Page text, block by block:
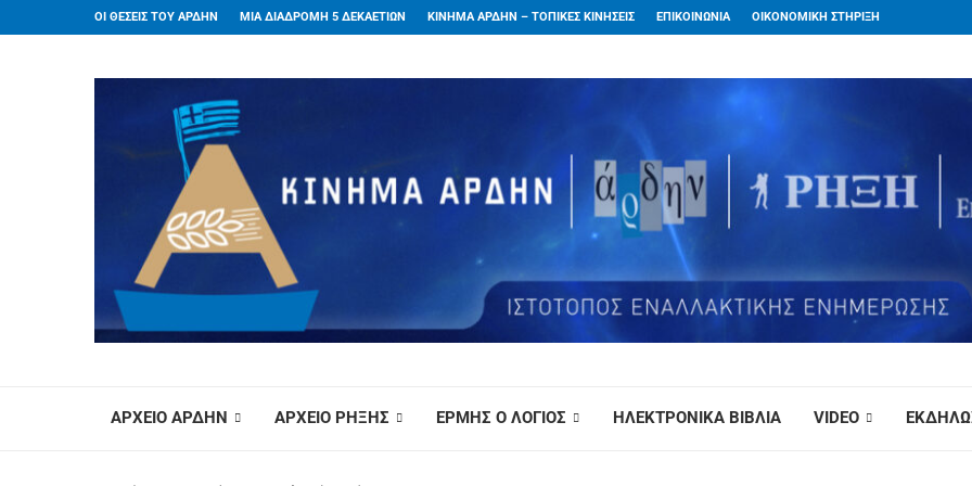
ΟΙ ΘΕΣΕΙΣ ΤΟΥ ΑΡΔΗΝ ΜΙΑ ΔΙΑΔΡΟΜΗ 5 ΔΕΚΑΕΤΙΩΝ ΚΙΝΗΜΑ ΑΡΔΗΝ – ΤΟΠΙΚΕΣ ΚΙΝΗΣΕΙΣ ΕΠΙΚΟΙΝΩΝΙΑ ΟΙΚΟΝΟΜΙΚΗ ΣΤΗΡΙΞΗ
ΑΡΧΕΙΟ ΑΡΔΗΝ ΑΡΧΕΙΟ ΡΗΞΗΣ ΕΡΜΗΣ Ο ΛΟΓΙΟΣ ΗΛΕΚΤΡΟΝΙΚΑ ΒΙΒΛΙΑ VIDEO